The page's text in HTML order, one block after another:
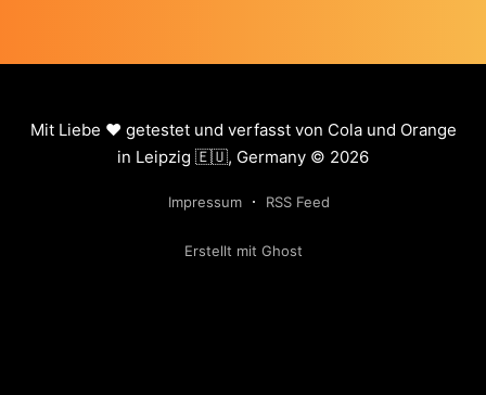
Mit Liebe ❤️ getestet und verfasst von Cola und Orange
in Leipzig 🇪🇺, Germany © 2026
Impressum RSS Feed
Erstellt mit Ghost